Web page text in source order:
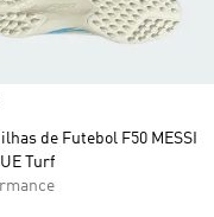
de Futebol F50 MESSI
Turf